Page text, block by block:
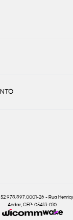
52.978.897.0001-26 - Rua
Andar, CEP: 05413-010